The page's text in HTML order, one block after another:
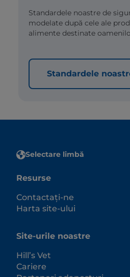
Standardele noastre de
modelate după cele ale
alimente destinate
Standardele
Selectare limbă
Resurse
Contactați-ne
Harta site-ului
Site-urile noastre
Hill’s Vet
Cariere